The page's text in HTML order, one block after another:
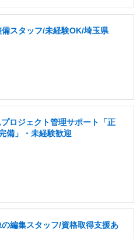
スタッフ/未経験OK/埼玉県
ロジェクト管理サポート「正
備」・未経験歓迎
の編集スタッフ/資格取得支援あ